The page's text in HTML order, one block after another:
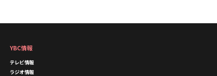
YBC情報
テレビ情報
ラジオ情報